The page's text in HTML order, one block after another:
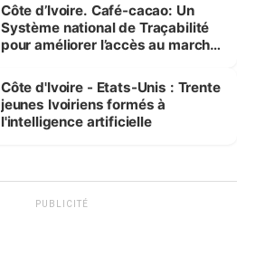
Côte d’Ivoire. Café-cacao: Un
Système national de Traçabilité
pour améliorer l’accès au marché
Côte d'Ivoire - Etats-Unis : Trente
jeunes Ivoiriens formés à
l'intelligence artificielle
PUBLICITÉ